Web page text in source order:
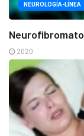
NEUROLOGÍA-LÍNEA
2020